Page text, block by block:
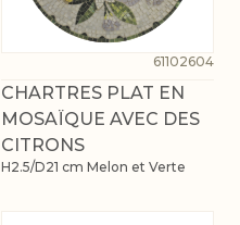
61102604
CHARTRES PLAT EN
MOSAÏQUE AVEC DES
CITRONS
H2.5/D21 cm Melon et Verte